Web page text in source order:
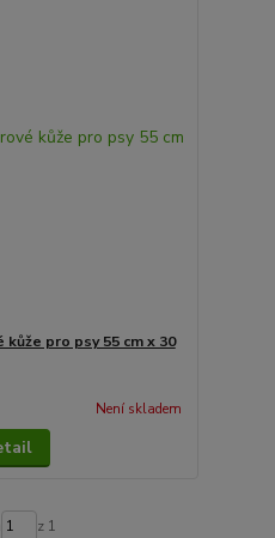
pro psy 55 cm x 30
Není skladem
z 1